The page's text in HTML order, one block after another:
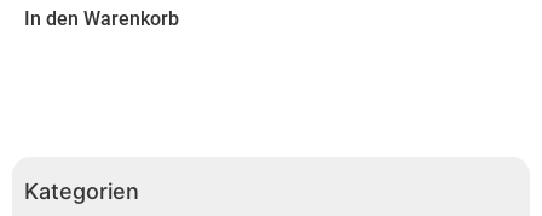
Kategorien
In den Warenkorb